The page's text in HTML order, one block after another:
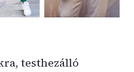
testhezálló